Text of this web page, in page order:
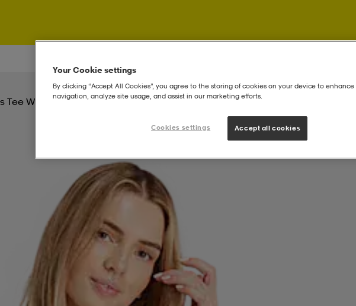
Tee W
Your Cookie settings
By clicking “Accept All Cookies”, you agree to the storing of cookies on your device to enhance
navigation, analyze site usage, and assist in our marketing efforts.
Cookies settings Accept all cookies